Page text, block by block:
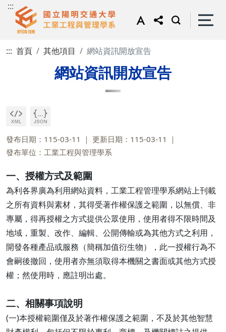
:::
::: 首頁 其他項目 網站資訊開放宣告
網站資訊開放宣告
發布日期：115-03-11
更新日期：115-03-11
發布單位：工業工程與管理學系
一、授權方式及範圍
為利各界廣為利用網站資料，工業工程管理學系網站上刊載
之所有資料與素材，其得受著作權保護之範圍，以無償、非
專屬，得再授權之方式提供公眾使用，使用者得不限時間及
地域，重製、改作、編輯、公開傳輸或為其他方式之利用，
開發各種產品或服務（簡稱加值衍生物），此一授權行為不
會嗣後撤回，使用者亦無須取得本機關之書面或其他方式授
權；然使用時，應註明出處。
二、相關事項說明
(一)本授權範圍僅及於著作權保護之範圍，不及於其他智慧